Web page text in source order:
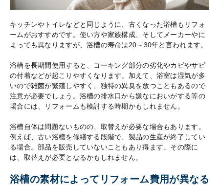
キッチンやトイレなどと同じように、古くなった浴槽もリフォ
ームがおすすめです。使い方や家族構成、そしてメーカーやに
よっても異なりますが、浴槽の寿命は20～30年と言われます。
浴槽を長期間使用すると、コーキング部分の劣化やカビやサビ
の付着などが起こりやすくなります。加えて、浴室は湿気が多
いので雑菌が繁殖しやすく、独特の異臭を放つこともあるので
注意が必要でしょう。浴槽の排水口から嫌なにおいがする等の
場合には、リフォームも検討する時期かもしれません。
浴槽自体は問題ないものの、取替えが必要な場合もあります。
例えば、古い浴槽を修繕する段階で、製品の生産が終了してい
る場合。部品を販売していないこともあり得ます。その際に
は、取替えが必要となるかもしれません。
浴槽の素材によってリフォーム費用が異なる